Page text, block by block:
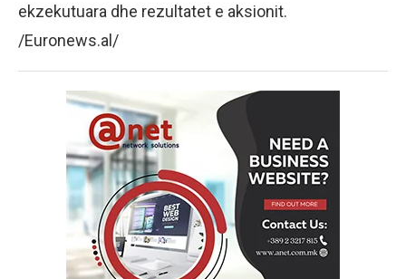
ekzekutuara dhe rezultatet e aksionit.
/Euronews.al/